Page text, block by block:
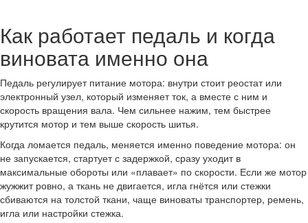
Как работает педаль и когда
виновата именно она
Педаль регулирует питание мотора: внутри стоит реостат или
электронный узел, который изменяет ток, а вместе с ним и
скорость вращения вала. Чем сильнее нажим, тем быстрее
крутится мотор и тем выше скорость шитья.
Когда ломается педаль, меняется именно поведение мотора: он
не запускается, стартует с задержкой, сразу уходит в
максимальные обороты или «плавает» по скорости. Если же мотор
жужжит ровно, а ткань не двигается, игла гнётся или стежки
сбиваются на толстой ткани, чаще виноваты транспортер, ремень,
игла или настройки стежка.